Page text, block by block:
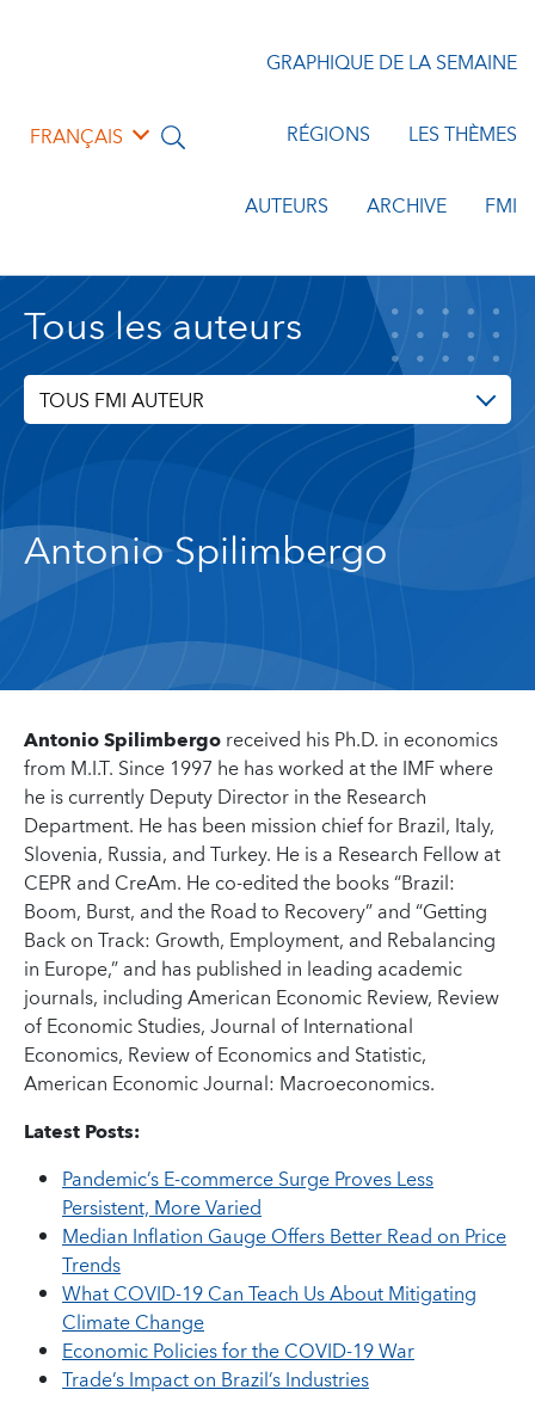
FRANÇAIS
GRAPHIQUE DE LA SEMAINE
RÉGIONS LES THÈMES
AUTEURS ARCHIVE FMI
Tous les auteurs
TOUS FMI AUTEUR
Antonio Spilimbergo
Antonio Spilimbergoreceived his Ph.D. in economics
from M.I.T. Since 1997 he has worked at the IMF where
he is currently Deputy Director in the Research
Department. He has been mission chief for Brazil, Italy,
Slovenia, Russia, and Turkey. He is a Research Fellow at
CEPR and CreAm. He co-edited the books “Brazil:
Boom, Burst, and the Road to Recovery” and “Getting
Back on Track: Growth, Employment, and Rebalancing
in Europe,” and has published in leading academic
journals, including American Economic Review, Review
of Economic Studies, Journal of International
Economics, Review of Economics and Statistic,
American Economic Journal: Macroeconomics.
Latest Posts:
Pandemic’s E-commerce Surge Proves Less
Persistent, More Varied
Median Inflation Gauge Offers Better Read on Price
Trends
What COVID-19 Can Teach Us About Mitigating
Climate Change
Economic Policies for the COVID-19 War
Trade’s Impact on Brazil’s Industries